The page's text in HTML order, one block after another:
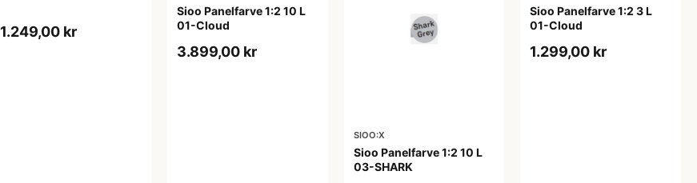
1.249,00 kr
Sioo Panelfarve 1:2 10 L
01-Cloud
3.899,00 kr
SIOO:X
Sioo Panelfarve 1:2 10 L
03-SHARK
Sioo Panelfarve 1:2 3 L
01-Cloud
1.299,00 kr